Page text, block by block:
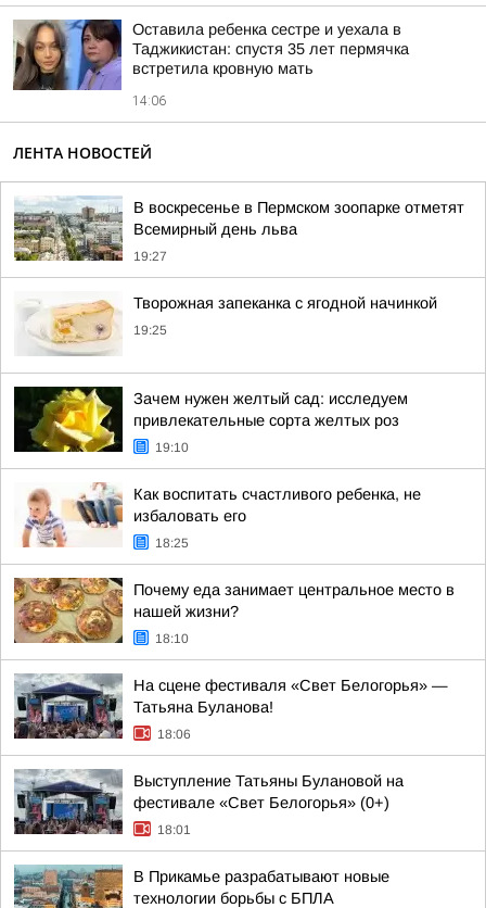
Оставила ребенка сестре и уехала в
Таджикистан: спустя 35 лет пермячка
встретила кровную мать
14:06
ЛЕНТА НОВОСТЕЙ
В воскресенье в Пермском зоопарке отметят
Всемирный день льва
19:27
Творожная запеканка с ягодной начинкой
19:25
Зачем нужен желтый сад: исследуем
привлекательные сорта желтых роз
19:10
Как воспитать счастливого ребенка, не
избаловать его
18:25
Почему еда занимает центральное место в
нашей жизни?
18:10
На сцене фестиваля «Свет Белогорья» —
Татьяна Буланова!
18:06
Выступление Татьяны Булановой на
фестивале «Свет Белогорья» (0+)
18:01
В Прикамье разрабатывают новые
технологии борьбы с БПЛА